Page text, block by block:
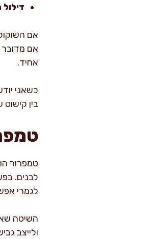
אם
אם מדובר
אחיד.
כשאני
בין
טמפרור
לבנים.
לגמרי
השיטה
ולייצב